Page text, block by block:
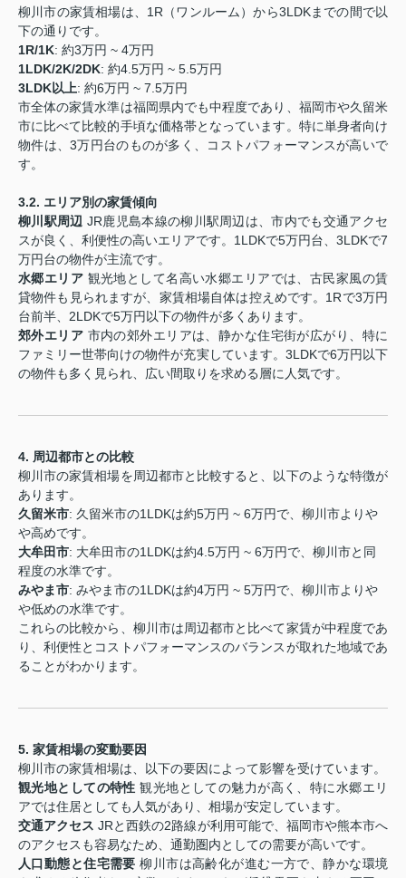
柳川市の家賃相場は、1R（ワンルーム）から3LDKまでの間で以
下の通りです。
1R/1K: 約3万円 ~ 4万円
1LDK/2K/2DK: 約4.5万円 ~ 5.5万円
3LDK以上: 約6万円 ~ 7.5万円
市全体の家賃水準は福岡県内でも中程度であり、福岡市や久留米
市に比べて比較的手頃な価格帯となっています。特に単身者向け
物件は、3万円台のものが多く、コストパフォーマンスが高いで
す。
3.2. エリア別の家賃傾向
柳川駅周辺 JR鹿児島本線の柳川駅周辺は、市内でも交通アクセ
スが良く、利便性の高いエリアです。1LDKで5万円台、3LDKで7
万円台の物件が主流です。
水郷エリア 観光地として名高い水郷エリアでは、古民家風の賃
貸物件も見られますが、家賃相場自体は控えめです。1Rで3万円
台前半、2LDKで5万円以下の物件が多くあります。
郊外エリア 市内の郊外エリアは、静かな住宅街が広がり、特に
ファミリー世帯向けの物件が充実しています。3LDKで6万円以下
の物件も多く見られ、広い間取りを求める層に人気です。
4. 周辺都市との比較
柳川市の家賃相場を周辺都市と比較すると、以下のような特徴が
あります。
久留米市: 久留米市の1LDKは約5万円 ~ 6万円で、柳川市よりや
や高めです。
大牟田市: 大牟田市の1LDKは約4.5万円 ~ 6万円で、柳川市と同
程度の水準です。
みやま市: みやま市の1LDKは約4万円 ~ 5万円で、柳川市よりや
や低めの水準です。
これらの比較から、柳川市は周辺都市と比べて家賃が中程度であ
り、利便性とコストパフォーマンスのバランスが取れた地域であ
ることがわかります。
5. 家賃相場の変動要因
柳川市の家賃相場は、以下の要因によって影響を受けています。
観光地としての特性 観光地としての魅力が高く、特に水郷エリ
アでは住居としても人気があり、相場が安定しています。
交通アクセス JRと西鉄の2路線が利用可能で、福岡市や熊本市へ
のアクセスも容易なため、通勤圏内としての需要が高いです。
人口動態と住宅需要 柳川市は高齢化が進む一方で、静かな環境